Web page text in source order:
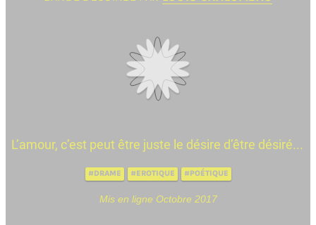
L’amour, c’est peut être juste le désire d’être désiré...
#DRAME #EROTIQUE #POÉTIQUE
Mis en ligne Octobre 2017